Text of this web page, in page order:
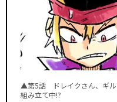
▲第5話 ドレイクさん、ギル
組み立て中!?